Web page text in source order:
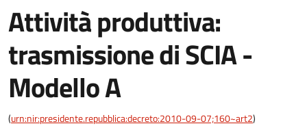
Attività produttiva:
trasmissione di SCIA -
Modello A
(urn:nir:presidente.repubblica:decreto:2010-09-07;160~art2)